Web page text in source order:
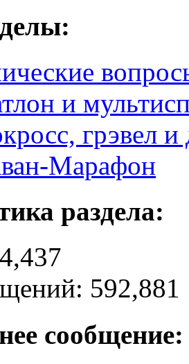
и
грэвел и
Марафон
раздела:
592,881
сообщение: